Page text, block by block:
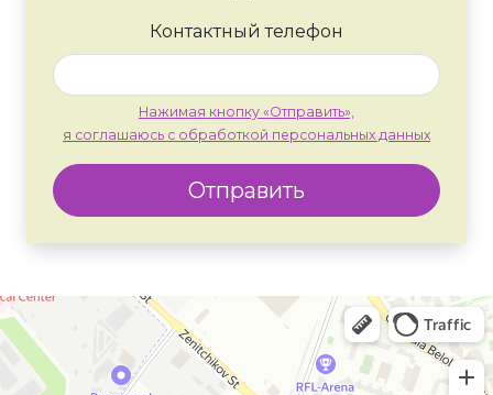
Контактный телефон
Нажимая кнопку «Отправить»,
я соглашаюсь с обработкой персональных данных
Отправить
Москва
Яндекс Карты — транспорт, навигация, поиск мест